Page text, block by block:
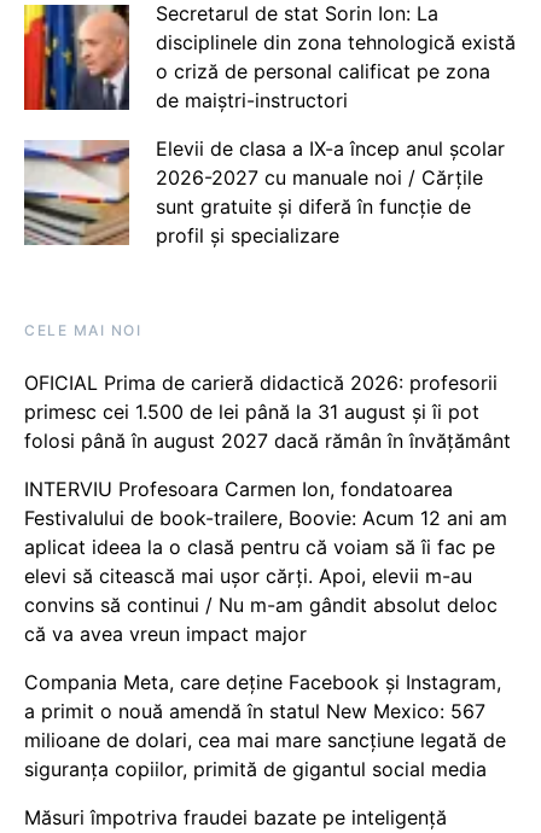
Secretarul de stat Sorin Ion: La
disciplinele din zona tehnologică există
o criză de personal calificat pe zona
de maiștri-instructori
Elevii de clasa a IX-a încep anul școlar
2026-2027 cu manuale noi / Cărțile
sunt gratuite și diferă în funcție de
profil și specializare
CELE MAI NOI
OFICIAL Prima de carieră didactică 2026: profesorii
primesc cei 1.500 de lei până la 31 august și îi pot
folosi până în august 2027 dacă rămân în învățământ
INTERVIU Profesoara Carmen Ion, fondatoarea
Festivalului de book-trailere, Boovie: Acum 12 ani am
aplicat ideea la o clasă pentru că voiam să îi fac pe
elevi să citească mai ușor cărți. Apoi, elevii m-au
convins să continui / Nu m-am gândit absolut deloc
că va avea vreun impact major
Compania Meta, care deține Facebook și Instagram,
a primit o nouă amendă în statul New Mexico: 567
milioane de dolari, cea mai mare sancțiune legată de
siguranța copiilor, primită de gigantul social media
Măsuri împotriva fraudei bazate pe inteligență